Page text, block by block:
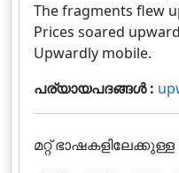
The fragments flew
Prices soared
Upwardly mobile.
പര്യായപദങ്ങൾ :
മറ്റ്